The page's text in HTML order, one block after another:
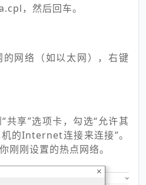
，然后回车。
网络（如以太网），右键
共享”选项卡，勾选“允许其
的Internet连接来连接”。
刚刚设置的热点网络。